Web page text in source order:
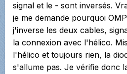
signal et le - sont inversés.
je me demande pourquoi
j'inverse les deux cables,
la connexion avec l'hélico.
l'hélico et toujours rien, la
s'allume pas. Je vérifie donc